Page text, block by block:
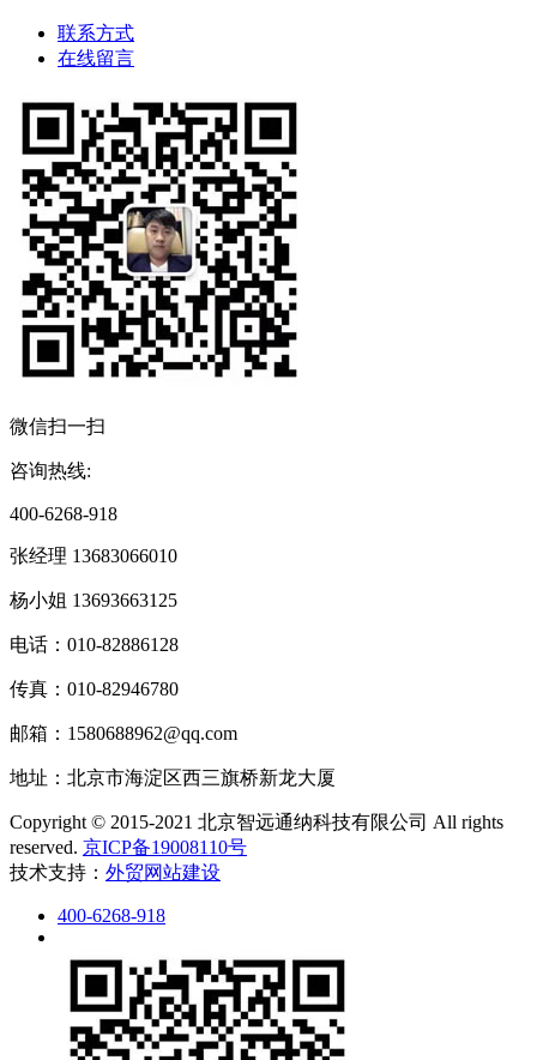
联系方式
在线留言
微信扫一扫
咨询热线:
400-6268-918
张经理 13683066010
杨小姐 13693663125
电话：010-82886128
传真：010-82946780
邮箱：1580688962@qq.com
地址：北京市海淀区西三旗桥新龙大厦
Copyright © 2015-2021 北京智远通纳科技有限公司 All rights
reserved. 京ICP备19008110号
技术支持： 外贸网站建设
400-6268-918